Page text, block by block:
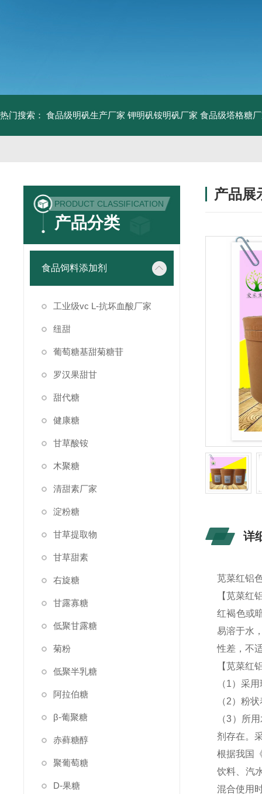
热门搜索： 食品级明矾生产厂家 钾明矾铵明矾厂家 食品级塔格糖
PRODUCT CLASSIFICATION
产品分类
食品饲料添加剂
工业级vc L-抗坏血酸厂家
纽甜
葡萄糖基甜菊糖苷
罗汉果甜甘
甜代糖
健康糖
甘草酸铵
木聚糖
清甜素厂家
淀粉糖
甘草提取物
甘草甜素
右旋糖
甘露寡糖
低聚甘露糖
菊粉
低聚半乳糖
阿拉伯糖
β-葡聚糖
赤藓糖醇
聚葡萄糖
D-果糖
产品展
详
苋菜红铝
【苋菜红
红褐色或
易溶于水
性差，不
【苋菜红
（1）采
（2）粉
（3）所
剂存在。
根据我国
饮料、汽
混合使用